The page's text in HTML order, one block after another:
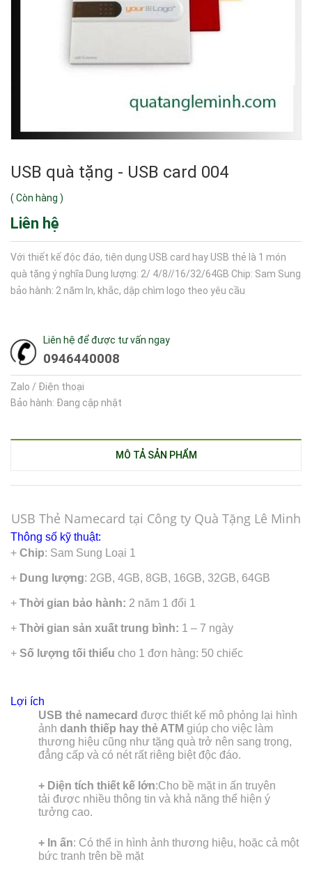
USB quà tặng - USB card 004
( Còn hàng )
Liên hệ
Với thiết kế độc đáo, tiện dụng USB card hay USB thẻ là 1 món
quà tặng ý nghĩa Dung lượng: 2/ 4/8//16/32/64GB Chip: Sam Sung
bảo hành: 2 năm In, khắc, dập chìm logo theo yêu cầu
Liên hệ để được tư vấn ngay
0946440008
Zalo / Điện thoại
Bảo hành: Đang cập nhật
MÔ TẢ SẢN PHẨM
USB Thẻ Namecard tại Công ty Quà Tặng Lê Minh
Thông số kỹ thuật:
+ Chip: Sam Sung Loại 1
+ Dung lượng: 2GB, 4GB, 8GB, 16GB, 32GB, 64GB
+ Thời gian bảo hành: 2 năm 1 đổi 1
+ Thời gian sản xuất trung bình: 1 – 7 ngày
+ Số lượng tối thiểu cho 1 đơn hàng: 50 chiếc
Lợi ích
USB thẻ namecard được thiết kế mô phỏng lại hình
ảnh danh thiếp hay thẻ ATM giúp cho việc làm
thương hiệu cũng như tặng quà trở nên sang trọng,
đẳng cấp và có nét rất riêng biệt độc đáo.
+ Diện tích thiết kế lớn:Cho bề mặt in ấn truyên
tải được nhiều thông tin và khả năng thể hiện ý
tưởng cao.
+ In ấn: Có thể in hình ảnh thương hiệu, hoặc cả một
bức tranh trên bề mặt